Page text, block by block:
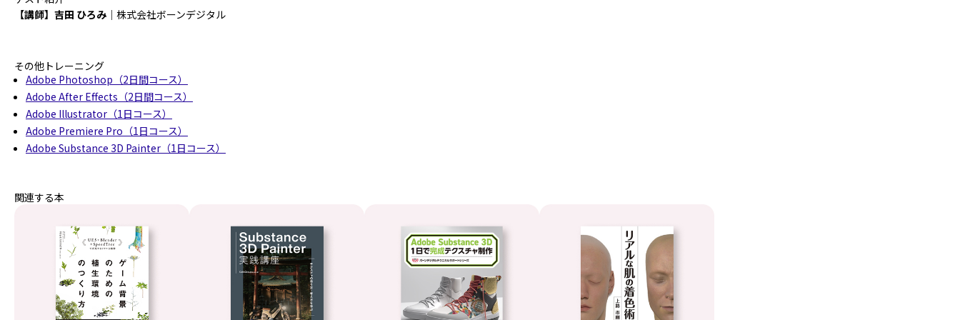
【講師】吉田 ひろみ ｜株式会社ボーンデジタル
その他トレーニング
Adobe Photoshop（2日間コース）
Adobe After Effects（2日間コース）
Adobe Illustrator（1日コース）
Adobe Premiere Pro（1日コース）
Adobe Substance 3D Painter（1日コース）
関連する本